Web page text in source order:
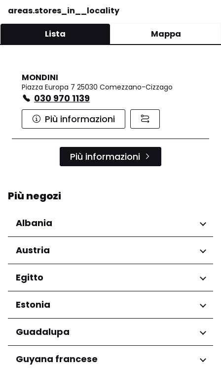
areas.stores_in__locality
Lista Mappa
MONDINI
Piazza Europa 7 25030 Comezzano-Cizzago
030 970 1139
Più informazioni
Più informazioni
Più negozi
Albania
Regioni
Qarku i Tiranës
Austria
Regioni
Niederösterreich
Salzburg
Wien
Egitto
Regioni
Governatorato del Cairo
Estonia
Regioni
Harju maakond
Tartu maakond
Guadalupa
Regioni
Guyana francese